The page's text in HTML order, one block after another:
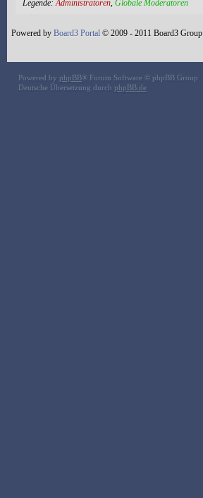
Legende:Administratoren, Globale Moderatoren
Powered by Board3 Portal © 2009 - 2011 Board3 Group
Powered by phpBB® Forum Software © phpBB Group
Deutsche Übersetzung durch phpBB.de